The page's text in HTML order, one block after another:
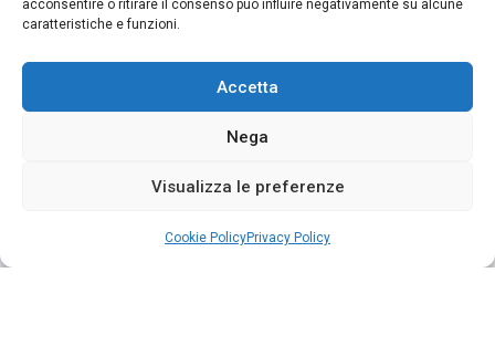
acconsentire o ritirare il consenso può influire negativamente su alcune
caratteristiche e funzioni.
Accetta
Nega
Visualizza le preferenze
Cookie PolicyPrivacy Policy